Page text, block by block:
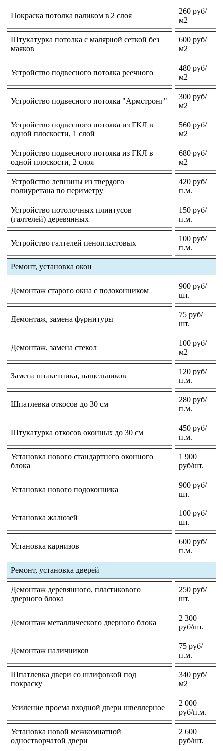
Покраска потолка валиком в 2 слоя
260 руб/
м2
Штукатурка потолка с малярной сеткой без
маяков
600 руб/
м2
Устройство подвесного потолка реечного
480 руб/
м2
Устройство подвесного потолка "Армстронг"
300 руб/
м2
Устройство подвесного потолка из ГКЛ в
одной плоскости, 1 слой
560 руб/
м2
Устройство подвесного потолка из ГКЛ в
одной плоскости, 2 слоя
680 руб/
м2
Устройство лепнины из твердого
полиуретана по периметру
420 руб/
п.м.
Устройство потолочных плинтусов
(галтелей) деревянных
150 руб/
п.м.
Устройство галтелей пенопластовых
100 руб/
п.м.
Ремонт, установка окон
Демонтаж старого окна с подоконником
900 руб/
шт.
Демонтаж, замена фурнитуры
75 руб/
шт.
Демонтаж, замена стекол
100 руб/
м2
Замена штакетника, нащельников
120 руб/
п.м.
Шпатлевка откосов до 30 см
280 руб/
п.м.
Штукатурка откосов оконных до 30 см
450 руб/
п.м.
Установка нового стандартного оконного
блока
1 900
руб/шт.
Установка нового подоконника
900 руб/
шт.
Установка жалюзей
100 руб/
шт.
Установка карнизов
600 руб/
п.м.
Ремонт, установка дверей
Демонтаж деревянного, пластикового
дверного блока
250 руб/
шт.
Демонтаж металлического дверного блока
2 300
руб/шт.
Демонтаж наличников
75 руб/
п.м.
Шпатлевка двери со шлифовкой под
покраску
340 руб/
м2
Усиление проема входной двери швеллерное
2 000
руб/п.м.
Установка новой межкомнатной
одностворчатой двери
2 600
руб/шт.